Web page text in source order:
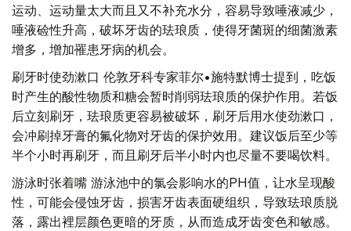
运动、运动量太大而且又不补充水分，容易导致唾液减少，
唾液硷性升高，破坏牙齿的珐琅质，使得牙菌斑的细菌激素
增多，增加罹患牙病的机会。
刷牙时使劲漱口 伦敦牙科专家菲尔•施特默博士提到，吃饭
时产生的酸性物质和糖会暂时削弱珐琅质的保护作用。若饭
后立刻刷牙，珐琅质更容易被破坏，刷牙后用水使劲漱口，
会冲刷掉牙膏的氟化物对牙齿的保护效用。建议饭后至少等
半个小时再刷牙，而且刷牙后半小时内也尽量不要喝饮料。
游泳时张着嘴 游泳池中的氯会影响水的PH值，让水呈现酸
性，可能会侵蚀牙齿，损害牙齿表面硬组织，导致珐琅质脱
落，露出裡层颜色更暗的牙质，从而造成牙齿变色和敏感。